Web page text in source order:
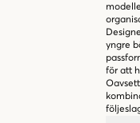
yngre
för att